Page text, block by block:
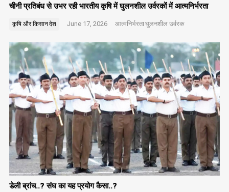
चीनी प्रतिबंध से उभर रही भारतीय कृषि में घुलनशील उर्वरकों में आत्मनिर्भरता
कृषि और किसानदेश June 17, 2026 आत्मनिर्भरताघुलनशील उर्वरक
डेली ब्रांच..? संघ का यह प्रयोग कैसा..?